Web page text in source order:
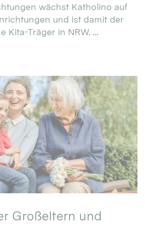
wächst Katholino auf
und ist damit der
Kita-Träger in NRW. ...
Großeltern und